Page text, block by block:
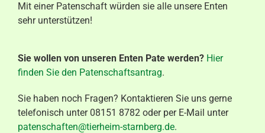
Mit einer Patenschaft würden sie alle unsere Enten
sehr unterstützen!
Sie wollen von unseren Enten Pate werden? Hier
finden Sie den Patenschaftsantrag.
Sie haben noch Fragen? Kontaktieren Sie uns gerne
telefonisch unter 08151 8782 oder per E-Mail unter
patenschaften@tierheim-starnberg.de.